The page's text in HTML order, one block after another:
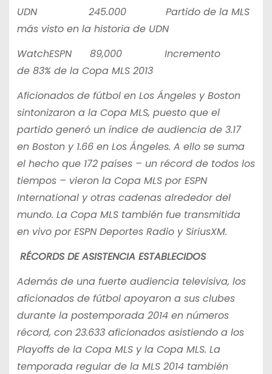
UDN 245.000 Partido de la MLS
más visto en la historia de UDN
WatchESPN 89,000 Incremento
de 83% de la Copa MLS 2013
Aficionados de fútbol en Los Ángeles y Boston
sintonizaron a la Copa MLS, puesto que el
partido generó un índice de audiencia de 3.17
en Boston y 1.66 en Los Ángeles. A ello se suma
el hecho que 172 países – un récord de todos los
tiempos – vieron la Copa MLS por ESPN
International y otras cadenas alrededor del
mundo. La Copa MLS también fue transmitida
en vivo por ESPN Deportes Radio y SiriusXM.
RÉCORDS DE ASISTENCIA ESTABLECIDOS
Además de una fuerte audiencia televisiva, los
aficionados de fútbol apoyaron a sus clubes
durante la postemporada 2014 en números
récord, con 23.633 aficionados asistiendo a los
Playoffs de la Copa MLS y la Copa MLS. La
temporada regular de la MLS 2014 también